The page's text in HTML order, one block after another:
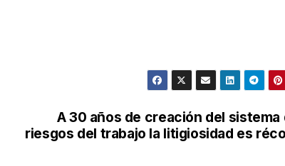
A 30 años de creación del sistema
riesgos del trabajo la litigiosidad es